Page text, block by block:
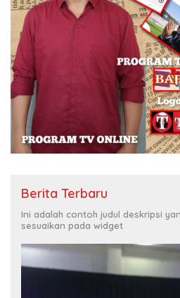
Berita Terbaru
Ini adalah contoh judul deskripsi
sesuaikan pada widget